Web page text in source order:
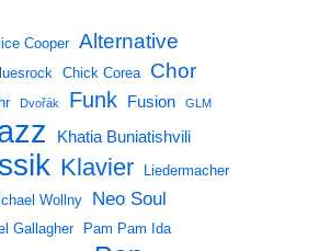
Cooper Alternative
Chick Corea Chor
Dvořák Funk Fusion GLM
Khatia Buniatishvili
Klavier
Liedermacher
Wollny Neo Soul
Gallagher Pam Pam Ida